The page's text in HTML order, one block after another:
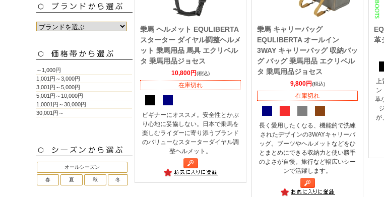
～1,000円
1,001円～3,000円
3,001円～5,000円
5,001円～10,000円
1,0001円～30,000円
30,001円～
オールシーズン
春 夏 秋 冬
乗馬 ヘルメット EQULIBERTA
スターター ダイヤル調整ヘルメ
ット 乗馬用品 馬具 エクリベル
タ 乗馬用品ジョセス
10,800円(税込)
在庫切れ
ビギナーにオススメ。安全性とかぶ
り心地に妥協しない。日本で乗馬を
楽しむライダーに寄り添うブランド
のバリューなスターターダイヤル調
整ヘルメット。
乗馬 キャリーバッグ
EQULIBERTA オールイン
3WAY キャリーバッグ 収納バッ
グ バッグ 乗馬用品 エクリベル
タ 乗馬用品ジョセス
9,800円(税込)
在庫切れ
長く愛用したくなる、機能的で洗練
されたデザインの3WAYキャリーバ
ッグ。ブーツやヘルメットなどをひ
とまとめにできる収納力と使い勝手
のよさが自慢。旅行など幅広いシー
ンで活躍します。
革
ン
革
が